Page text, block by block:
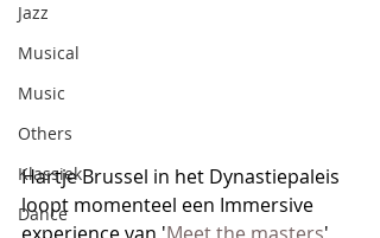
Jazz
Musical
Music
Others
Klassiek
Dance
Hartje Brussel in het Dynastiepaleis
loopt momenteel een Immersive